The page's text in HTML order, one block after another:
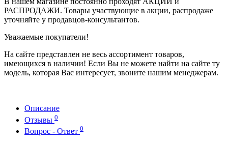
РАСПРОДАЖИ. Товары участвующие в акции, распродаже
уточняйте у продавцов-консультантов.
Уважаемые покупатели!
На сайте представлен не весь ассортимент товаров,
имеющихся в наличии! Если Вы не можете найти на сайте ту
модель, которая Вас интересует, звоните нашим менеджерам.
Описание
Отзывы 0
Вопрос - Ответ 0